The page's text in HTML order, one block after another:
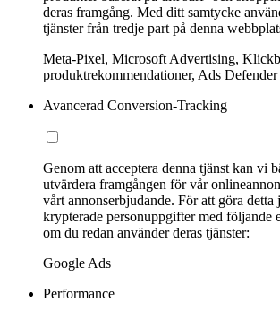
deras framgång. Med ditt samtycke
tjänster från tredje part på denna
Meta-Pixel, Microsoft Advertising,
produktrekommendationer, Ads Defender
Avancerad Conversion-Tracking
Genom att acceptera denna tjänst kan vi
utvärdera framgången för vår
vårt annonserbjudande. För att göra
krypterade personuppgifter med följande
om du redan använder deras tjänster:
Google Ads
Performance